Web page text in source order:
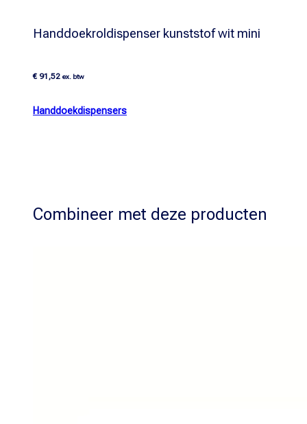
Handdoekroldispenser kunststof wit mini
€ 91,52 ex. btw
Handdoekdispensers
Combineer met deze producten